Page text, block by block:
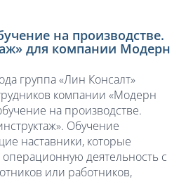
на производстве.
для компании Модерн
группа «Лин Консалт»
компании «Модерн
на производстве.
Обучение
наставники, которые
деятельность с
или работников,